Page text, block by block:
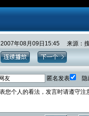
2007年08月09日15:45 来源：
匿名发表 隐